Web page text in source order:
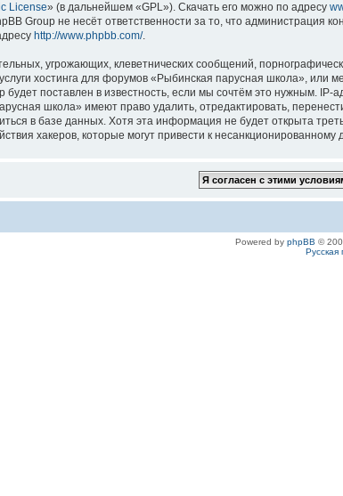
License» (в дальнейшем «GPL»). Скачать его можно по адресу
Group не несёт ответственности за то, что администрация
http://www.phpbb.com/.
угрожающих, клеветнических сообщений,
хостинга для форумов «Рыбинская парусная школа»,
поставлен в известность, если мы сочтём это нужным.
школа» имеют право удалить, отредактировать,
в базе данных. Хотя эта информация не будет открыта
хакеров, которые могут привести к несанкционированному
Powered by phpBB ©
Русская